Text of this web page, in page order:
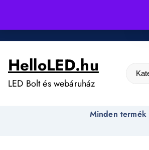
i
HelloLED.hu
LED Bolt és webáruház
Minden termék